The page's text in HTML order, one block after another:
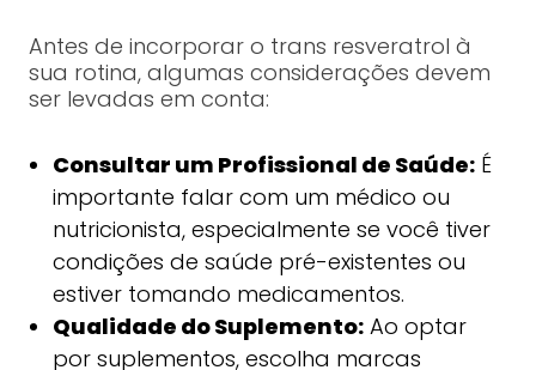
Antes de incorporar o trans resveratrol à
sua rotina, algumas considerações devem
ser levadas em conta:
Consultar um Profissional de Saúde:É
importante falar com um médico ou
nutricionista, especialmente se você tiver
condições de saúde pré-existentes ou
estiver tomando medicamentos.
Qualidade do Suplemento:Ao optar
por suplementos, escolha marcas